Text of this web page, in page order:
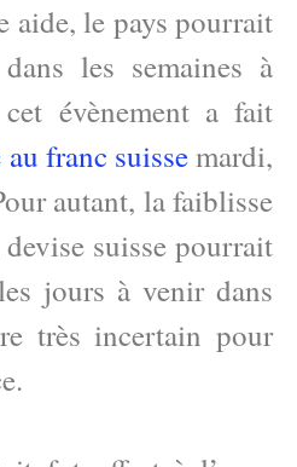
aide, le pays pourrait
les semaines à
évènement a fait
au franc suissemardi,
autant, la faiblisse
suisse pourrait
jours à venir dans
très incertain pour